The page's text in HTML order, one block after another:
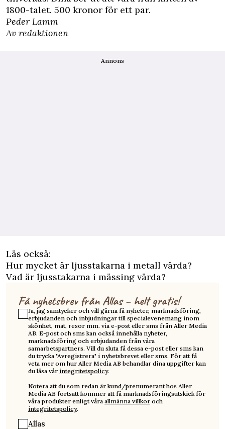
1800-talet. 500 kronor för ett par.
Peder Lamm
Av redaktionen
Annons
Läs också:
Hur mycket är ljusstakarna i metall värda?
Vad är ljusstakarna i mässing värda?
Få nyhetsbrev från Allas – helt gratis!
Ja, jag samtycker och vill gärna få nyheter, marknadsföring,
erbjudanden och inbjudningar till specialevenemang inom
skönhet, mat, resor mm. via e-post eller sms från Aller Media
AB. E-post och sms kan också innehålla nyheter,
marknadsföring och erbjudanden från våra
samarbetspartners. Vill du sluta få dessa e-post eller sms kan
du trycka "Avregistrera" i nyhetsbrevet eller sms. För att få
veta mer om hur Aller Media AB behandlar dina uppgifter kan
du läsa vår integritetspolicy.
Notera att du som redan är kund/prenumerant hos Aller
Media AB fortsatt kommer att få marknadsföringsutskick för
våra produkter enligt våra allmänna villkor och
integritetspolicy.
Allas